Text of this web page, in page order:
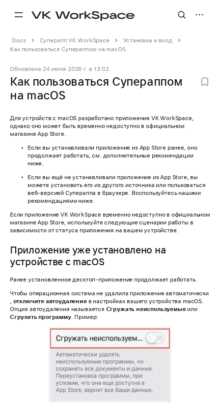
Docs Суперапп VK WorkSpace
Установка и вход
Как пользоваться Супераппом на macOS
Обновлена 24 июня 2026 г. в 13:02
Как пользоваться Супераппом
на macOS
Для устройств с macOS разработано приложение VK WorkSpace,
однако оно может быть временно недоступно в официальном
магазине App Store.
Если вы устанавливали приложение из App Store ранее, оно
продолжает работать, см. дополнительные рекомендации
ниже.
Если вы ещё не устанавливали приложение из App Store, вы
можете установить его из другого источника или пользоваться
веб-версией Супераппа в браузере. Воспользуйтесь нашими
рекомендациями ниже.
Если приложение VK WorkSpace временно недоступно в официальном
магазине App Store, используйте следующие сценарии работы в
зависимости от статуса приложения на вашем устройстве.
Приложение уже установлено на
устройстве c macOS
Ранее установленное десктоп-приложение продолжает работать.
Чтобы операционная система не удалила приложение автоматически
, отключите автоудалениев настройках вашего устройства macOS.
Опция автоудаления называется Сгружать неиспользуемыеили
Сгрузить программу. Пример: